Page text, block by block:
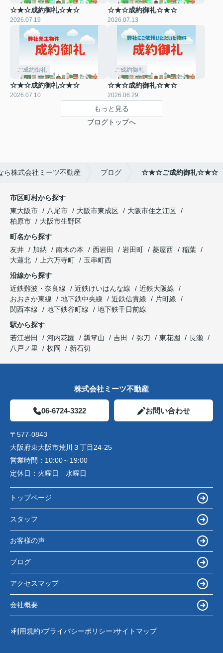
☆★☆成約御礼☆★☆
2026.07.19
☆★☆成約御礼☆★☆
2026.07.13
ご成約御礼
☆★☆成約御礼☆★☆
2026.07.10
ご成約御礼
☆★☆成約御礼☆★☆
2026.06.29
もっと見る
ブログトップへ
ら株式会社ミーツ不動産 ブログ ☆★☆ご成約御礼☆★☆
市区町村から探す
東大阪市
八尾市 大阪市東成区
大阪市住之江区
柏原市
大阪市生野区
町名から探す
友井
加納 南木の本 西岩田 岩田町 菱屋西
稲葉
大蓮北
上六万寺町
玉串町西
沿線から探す
近鉄難波・奈良線
近鉄けいはんな線
近鉄大阪線
おおさか東線
地下鉄中央線 近鉄信貴線
片町線
関西本線
地下鉄谷町線
地下鉄千日前線
駅から探す
若江岩田
河内花園 瓢箪山 吉田 弥刀 東花園
長瀬
八戸ノ里
枚岡 新石切
株式会社ミーツ不動産
06-6724-3322 お問い合わせ
〒577-0843
大阪府東大阪市荒川３丁目24-25
営業時間： 10:00～19:00
定休日： 火曜日 水曜日
トップページ
スタッフ
お客様の声
ブログ
アクセスマップ
会社概要
利用規約 プライバシーポリシー サイトマップ